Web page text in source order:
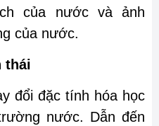
của nước và ảnh
của nước.
thái
đổi đặc tính hóa học
nước. Dẫn đến